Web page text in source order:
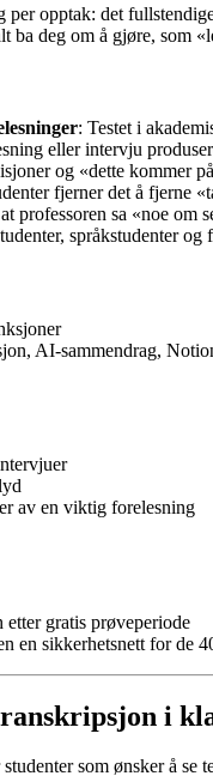
per opptak: det
ba deg om å gjøre, som
: Testet i
eller intervju
og «dette kommer
fjerner det å fjerne
professoren sa «noe om
språkstudenter
AI-sammendrag,
av en viktig forelesning
etter gratis prøveperiode
en sikkerhetsnett for
i
som ønsker å se